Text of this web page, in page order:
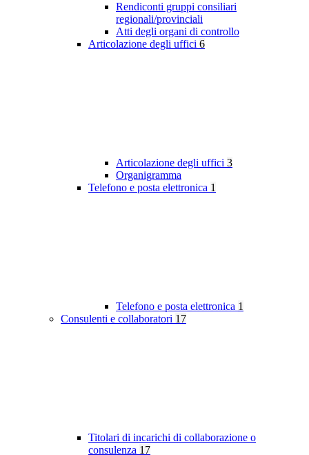
Rendiconti gruppi consiliari
regionali/provinciali
Atti degli organi di controllo
Articolazione degli uffici 6
Articolazione degli uffici 3
Organigramma
Telefono e posta elettronica 1
Telefono e posta elettronica 1
Consulenti e collaboratori 17
Titolari di incarichi di collaborazione o
consulenza 17